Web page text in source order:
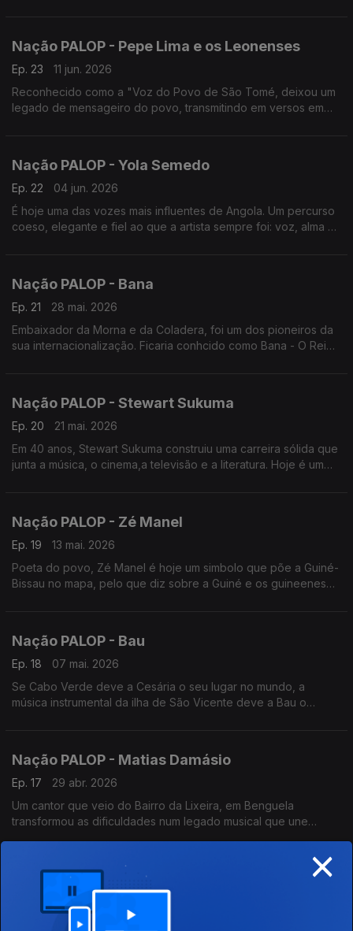
Nação PALOP - Pepe Lima e os Leonenses
Ep. 23
11 jun. 2026
Reconhecido como a "Voz do Povo de São Tomé, deixou um
legado de mensageiro do povo, transmitindo em versos em
Nação PALOP - Yola Semedo
Ep. 22
04 jun. 2026
É hoje uma das vozes mais influentes de Angola. Um percurso
coeso, elegante e fiel ao que a artista sempre foi: voz, alma e
Nação PALOP - Bana
Ep. 21
28 mai. 2026
Embaixador da Morna e da Coladera, foi um dos pioneiros da
sua internacionalização. Ficaria conhcido como Bana - O Rei
Nação PALOP - Stewart Sukuma
Ep. 20
21 mai. 2026
Em 40 anos, Stewart Sukuma construiu uma carreira sólida que
junta a música, o cinema,a televisão e a literatura. Hoje é um
Nação PALOP - Zé Manel
Ep. 19
13 mai. 2026
Poeta do povo, Zé Manel é hoje um simbolo que põe a Guiné-
Bissau no mapa, pelo que diz sobre a Guiné e os guineeneses
Nação PALOP - Bau
Ep. 18
07 mai. 2026
Se Cabo Verde deve a Cesária o seu lugar no mundo, a
música instrumental da ilha de São Vicente deve a Bau o
Nação PALOP - Matias Damásio
Ep. 17
29 abr. 2026
Um cantor que veio do Bairro da Lixeira, em Benguela
transformou as dificuldades num legado musical que une
Nação PALOP - Ferro Gaita
23 abr. 2026
Se o Funaná é a Pulsação da Ilha do Santiago,os Ferro Gaita
×